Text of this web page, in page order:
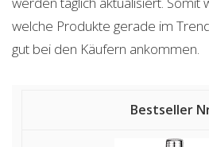
welche Produkte gerade im
gut bei den Käufern ankommen.